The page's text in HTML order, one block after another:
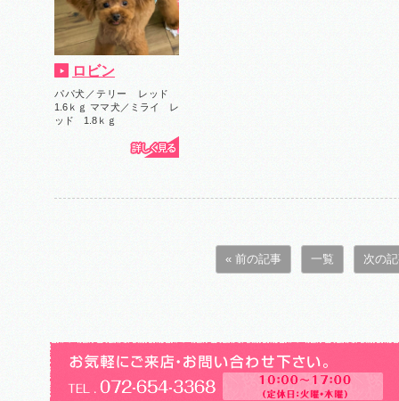
ロビン
パパ犬／テリー レッド
1.6ｋｇ ママ犬／ミライ レ
ッド 1.8ｋｇ
« 前の記事 一覧 次の